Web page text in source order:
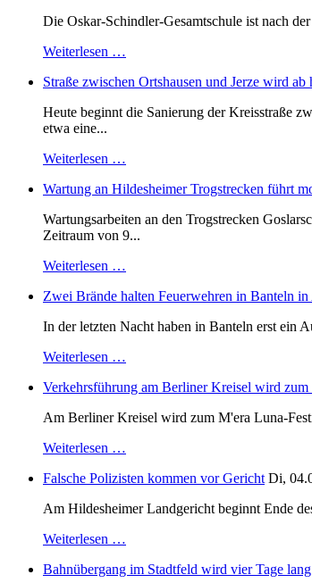
Die Oskar-Schindler-Gesamtschule ist nach
Weiterlesen …
Straße zwischen Ortshausen und Jerze wird ab
Heute beginnt die Sanierung der Kreisstraße
etwa eine...
Weiterlesen …
Wartung an Hildesheimer Trogstrecken führt
Wartungsarbeiten an den Trogstrecken
Zeitraum von 9...
Weiterlesen …
Zwei Brände halten Feuerwehren in Banteln in
In der letzten Nacht haben in Banteln erst ein
Weiterlesen …
Verkehrsführung am Berliner Kreisel wird
Am Berliner Kreisel wird zum M'era Luna-
Weiterlesen …
Falsche Polizisten kommen vor Gericht Di,
Am Hildesheimer Landgericht beginnt Ende
Weiterlesen …
Bahnübergang im Stadtfeld wird vier Tage